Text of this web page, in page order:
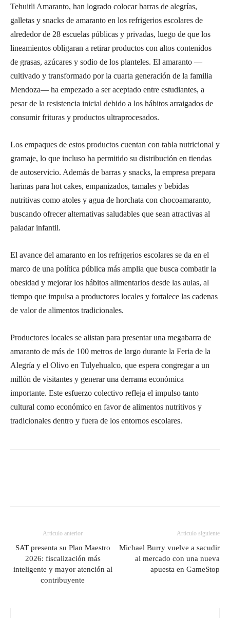
Tehuitli Amaranto, han logrado colocar barras de alegrías,
galletas y snacks de amaranto en los refrigerios escolares de
alrededor de 28 escuelas públicas y privadas, luego de que los
lineamientos obligaran a retirar productos con altos contenidos
de grasas, azúcares y sodio de los planteles. El amaranto —
cultivado y transformado por la cuarta generación de la familia
Mendoza— ha empezado a ser aceptado entre estudiantes, a
pesar de la resistencia inicial debido a los hábitos arraigados de
consumir frituras y productos ultraprocesados.
Los empaques de estos productos cuentan con tabla nutricional y
gramaje, lo que incluso ha permitido su distribución en tiendas
de autoservicio. Además de barras y snacks, la empresa prepara
harinas para hot cakes, empanizados, tamales y bebidas
nutritivas como atoles y agua de horchata con chocoamaranto,
buscando ofrecer alternativas saludables que sean atractivas al
paladar infantil.
El avance del amaranto en los refrigerios escolares se da en el
marco de una política pública más amplia que busca combatir la
obesidad y mejorar los hábitos alimentarios desde las aulas, al
tiempo que impulsa a productores locales y fortalece las cadenas
de valor de alimentos tradicionales.
Productores locales se alistan para presentar una megabarra de
amaranto de más de 100 metros de largo durante la Feria de la
Alegría y el Olivo en Tulyehualco, que espera congregar a un
millón de visitantes y generar una derrama económica
importante. Este esfuerzo colectivo refleja el impulso tanto
cultural como económico en favor de alimentos nutritivos y
tradicionales dentro y fuera de los entornos escolares.
Artículo anterior
SAT presenta su Plan Maestro
2026: fiscalización más
inteligente y mayor atención al
contribuyente
Artículo siguiente
Michael Burry vuelve a sacudir
al mercado con una nueva
apuesta en GameStop